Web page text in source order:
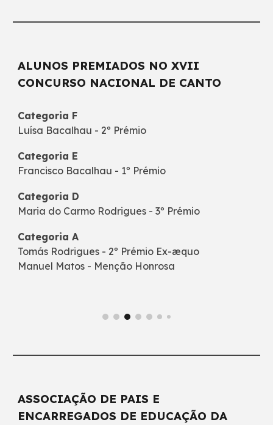
ALUNOS PREMIADOS NO XVII
CONCURSO NACIONAL DE CANTO
Categoria F
Luísa Bacalhau - 2º Prémio
Categoria E
Francisco Bacalhau - 1º Prémio
Categoria D
Maria do Carmo Rodrigues - 3º Prémio
Categoria A
Tomás Rodrigues - 2º Prémio Ex-æquo
Manuel Matos - Menção Honrosa
ASSOCIAÇÃO DE PAIS E
ENCARREGADOS DE EDUCAÇÃO DA